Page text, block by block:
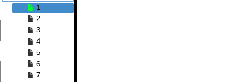
1
2
3
4
5
6
7